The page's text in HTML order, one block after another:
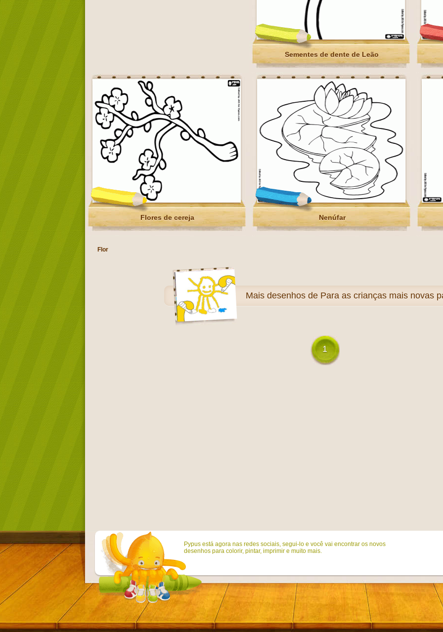
Sementes de dente de Leão
Flores de cereja Nenúfar
Flor
Mais desenhos de Para as crianças mais novas
1
Pypus está agora nas redes sociais, segui-lo e você vai encontrar os novos
desenhos para colorir, pintar, imprimir e muito mais.